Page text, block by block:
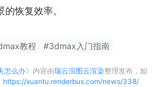
恢复效率。
教程 #3dmax入门指南
怎么办》内容由瑞云渲图云渲染整理发布，如
https://xuantu.renderbus.com/news/338/